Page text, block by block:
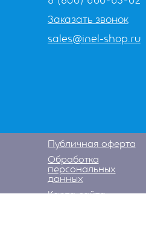
Заказать звонок
sales@inel-shop.ru
Публичная оферта
Обработка
персональных
данных
Карта сайта